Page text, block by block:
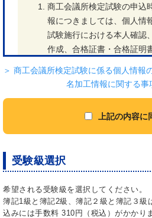
商工会議所検定試験の申込
報につきましては、個人情
試験施行における本人確認
作成、合格証書・合格証明
目的外の使用はいたしませ
受験に際しては、本人確認
分証明書（氏名、生年月日
身分証明書をお持ちでない
会議所（または試験施行機
試験問題の内容および採点
ついてのご質問には、一切
＞ 商工会議所検定試験に係る個人情報
名加工情報に関する事
上記の内容に
受験級選択
希望される受験級を選択してください。
簿記1級と簿記2級、簿記２級と簿記３級
込みには手数料 310円（税込）がかかり